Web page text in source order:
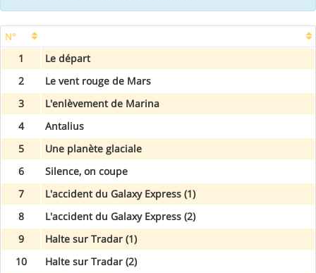
N°
1
Le départ
2
Le vent rouge de Mars
3
L'enlèvement de Marina
4
Antalius
5
Une planète glaciale
6
Silence, on coupe
7
L'accident du Galaxy Express (1)
8
L'accident du Galaxy Express (2)
9
Halte sur Tradar (1)
10
Halte sur Tradar (2)